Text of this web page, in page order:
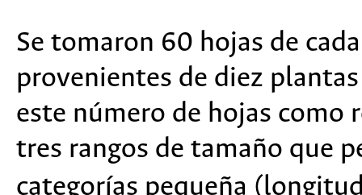
Se tomaron 60 hojas de
provenientes de diez
este número de hojas como
tres rangos de tamaño que
categorías pequeña